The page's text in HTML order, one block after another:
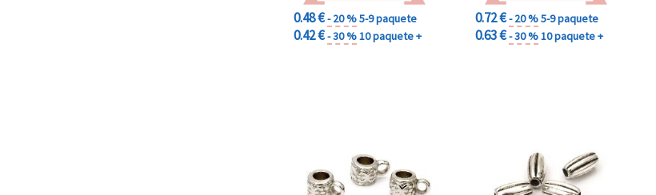
0.48 €- 20 %5-9 paquete
0.42 €- 30 %10 paquete +
0.72 €- 20 %5-9 paquete
0.63 €- 30 %10 paquete +